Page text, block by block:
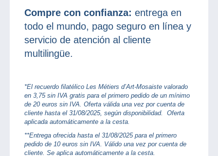
Compre con confianza: entrega en
todo el mundo, pago seguro en línea y
servicio de atención al cliente
multilingüe.
*El recuerdo filatélico Les Métiers d’Art-Mosaiste valorado
en 3,75 sin IVA gratis para el primero pedido de un mínimo
de 20 euros sin IVA. Oferta válida una vez por cuenta de
cliente hasta el 31/08/2025, según disponibilidad. Oferta
aplicada automáticamente a la cesta.
**Entrega ofrecida hasta el 31/08/2025 para el primero
pedido de 10 euros sin IVA. Válido una vez por cuenta de
cliente. Se aplica automáticamente a la cesta.